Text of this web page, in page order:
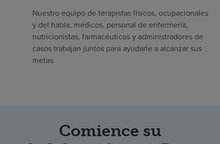
Nuestro equipo de terapistas físicos, ocupacionales
y del habla, médicos, personal de enfermería,
nutricionistas, farmacéuticos y administradores de
casos trabajan juntos para ayudarle a alcanzar sus
metas.
Comience su